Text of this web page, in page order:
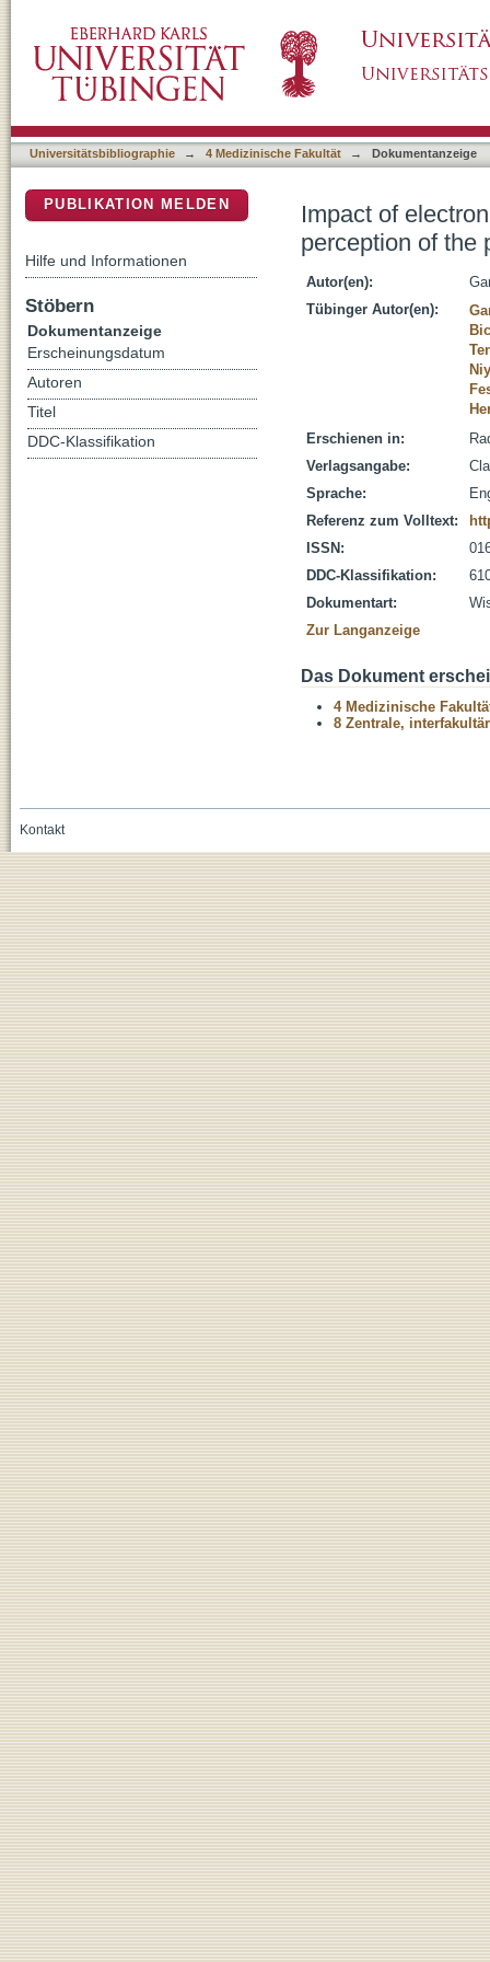
the randomized ePREFERENCE study
Universitätsbibliographie → 4 Medizinische Fakultät → Dokumentanzeige
Impact of
perception of the
Autor(en):
Tübinger Autor(en):
Erschienen in:
Verlagsangabe:
Sprache:
Referenz zum Volltext:
ISSN:
DDC-Klassifikation:
Dokumentart:
Zur Langanzeige
Das Dokument
4 Medizinische
8 Zentrale,
PUBLIKATION MELDEN
Hilfe und Informationen
Stöbern
Dokumentanzeige
Erscheinungsdatum
Autoren
Titel
DDC-Klassifikation
Kontakt